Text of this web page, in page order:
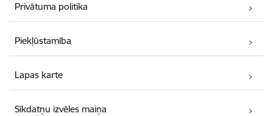
Privātuma politika
Piekļūstamība
Lapas karte
Sīkdatņu izvēles maiņa